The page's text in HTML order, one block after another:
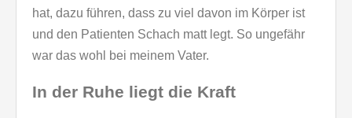
hat, dazu führen, dass zu viel davon im Körper ist
und den Patienten Schach matt legt. So ungefähr
war das wohl bei meinem Vater.
In der Ruhe liegt die Kraft